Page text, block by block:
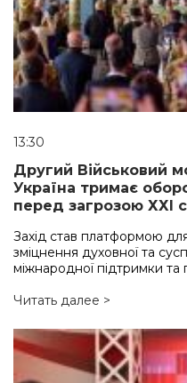
13:30
Другий Військовий
Україна тримає
перед загрозою ХХІ
Захід став платформою
зміцнення духовної та
міжнародної підтримки та
Читать далее >